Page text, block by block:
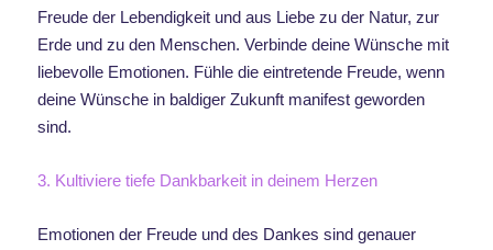
Freude der Lebendigkeit und aus Liebe zu der Natur, zur
Erde und zu den Menschen. Verbinde deine Wünsche mit
liebevolle Emotionen. Fühle die eintretende Freude, wenn
deine Wünsche in baldiger Zukunft manifest geworden
sind.
3. Kultiviere tiefe Dankbarkeit in deinem Herzen
Emotionen der Freude und des Dankes sind genauer